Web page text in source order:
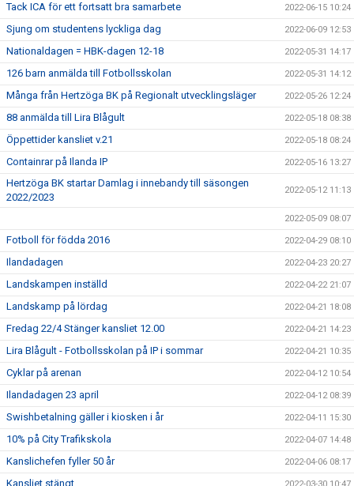
Tack ICA för ett fortsatt bra samarbete 2022-06-15 10:24
Sjung om studentens lyckliga dag 2022-06-09 12:53
Nationaldagen = HBK-dagen 12-18 2022-05-31 14:17
126 barn anmälda till Fotbollsskolan 2022-05-31 14:12
Många från Hertzöga BK på Regionalt utvecklingsläger 2022-05-26 12:24
88 anmälda till Lira Blågult 2022-05-18 08:38
Öppettider kansliet v.21 2022-05-18 08:24
Containrar på Ilanda IP 2022-05-16 13:27
Hertzöga BK startar Damlag i innebandy till säsongen
2022/2023
2022-05-12 11:13
2022-05-09 08:07
Fotboll för födda 2016 2022-04-29 08:10
Ilandadagen 2022-04-23 20:27
Landskampen inställd 2022-04-22 21:07
Landskamp på lördag 2022-04-21 18:08
Fredag 22/4 Stänger kansliet 12.00 2022-04-21 14:23
Lira Blågult - Fotbollsskolan på IP i sommar 2022-04-21 10:35
Cyklar på arenan 2022-04-12 10:54
Ilandadagen 23 april 2022-04-12 08:39
Swishbetalning gäller i kiosken i år 2022-04-11 15:30
10% på City Trafikskola 2022-04-07 14:48
Kanslichefen fyller 50 år 2022-04-06 08:17
Kansliet stängt